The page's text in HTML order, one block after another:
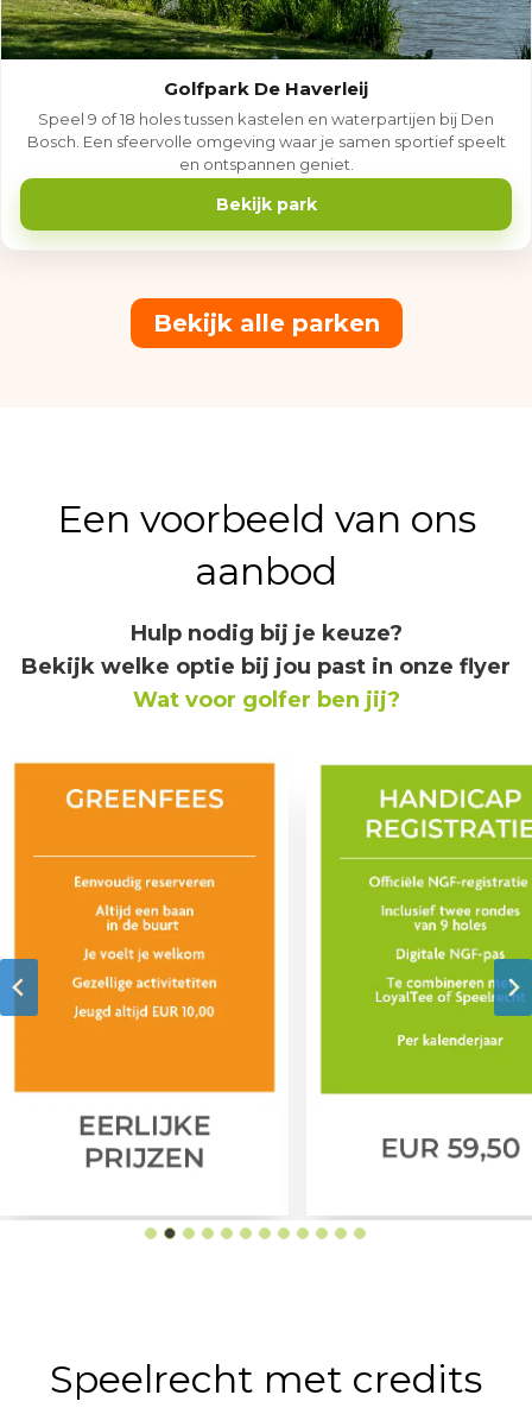
Golfpark De Haverleij
Speel 9 of 18 holes tussen kastelen en waterpartijen bij Den
Bosch. Een sfeervolle omgeving waar je samen sportief speelt
en ontspannen geniet.
Bekijk park
Bekijk alle parken
Een voorbeeld van ons
aanbod
Hulp nodig bij je keuze?
Bekijk welke optie bij jou past in onze flyer
Wat voor golfer ben jij?
Speelrecht met credits